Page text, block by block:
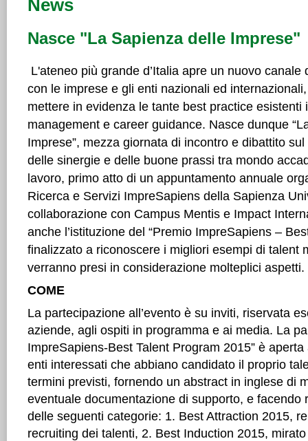
News
Nasce "La Sapienza delle Imprese"
L'ateneo più grande d’Italia apre un nuovo canale
con le imprese e gli enti nazionali ed
mettere in evidenza le tante best practice esistenti
management e career guidance. Nasce dunque
Imprese”, mezza giornata di incontro e dibattito
delle sinergie e delle buone prassi tra mondo
lavoro, primo atto di un appuntamento annuale
Ricerca e Servizi ImpreSapiens della Sapienza
collaborazione con Campus Mentis e Impact
anche l’istituzione del “Premio ImpreSapiens –
finalizzato a riconoscere i migliori esempi di talent
verranno presi in considerazione molteplici aspetti.
COME
La partecipazione all’evento è su inviti, riservata
aziende, agli ospiti in programma e ai media. La
ImpreSapiens-Best Talent Program 2015” è
enti interessati che abbiano candidato il proprio
termini previsti, fornendo un abstract in inglese di
eventuale documentazione di supporto, e facendo
delle seguenti categorie: 1. Best Attraction 2015,
recruiting dei talenti, 2. Best Induction 2015,